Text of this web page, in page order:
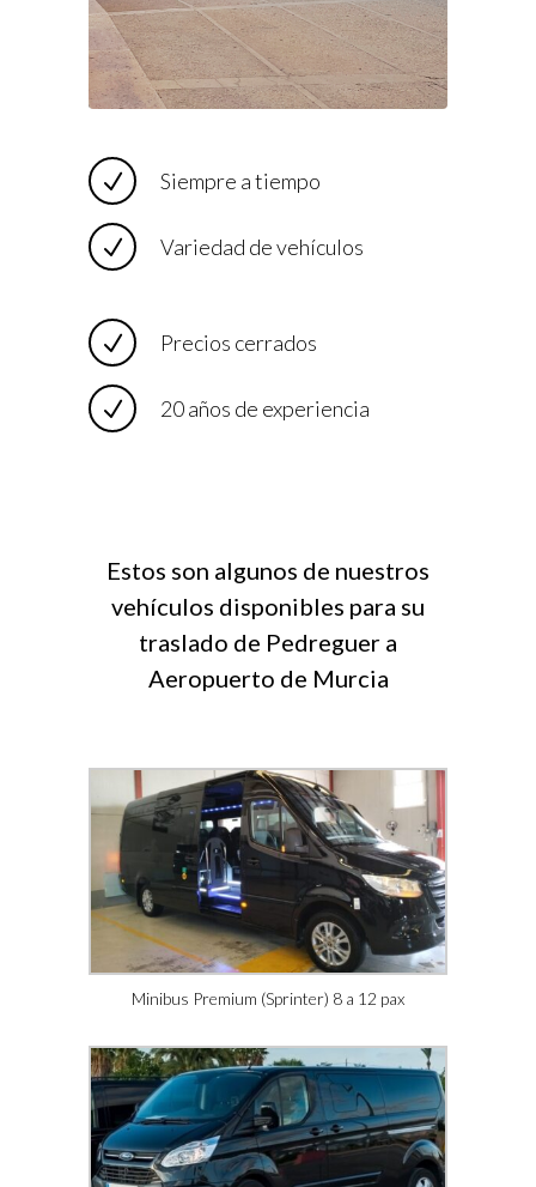
Siempre a tiempo
Variedad de vehículos
Precios cerrados
20 años de experiencia
Estos son algunos de nuestros
vehículos disponibles para su
traslado de Pedreguer a
Aeropuerto de Murcia
Minibus Premium (Sprinter) 8 a 12 pax